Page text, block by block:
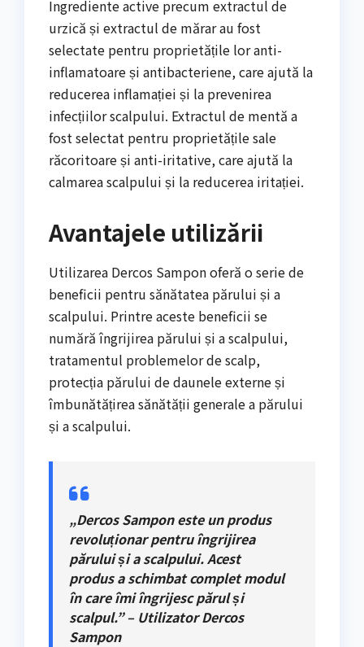
Ingrediente active precum extractul de
urzică și extractul de mărar au fost
selectate pentru proprietățile lor anti-
inflamatoare și antibacteriene, care ajută la
reducerea inflamației și la prevenirea
infecțiilor scalpului. Extractul de mentă a
fost selectat pentru proprietățile sale
răcoritoare și anti-iritative, care ajută la
calmarea scalpului și la reducerea iritației.
Avantajele utilizării
Utilizarea Dercos Sampon oferă o serie de
beneficii pentru sănătatea părului și a
scalpului. Printre aceste beneficii se
numără îngrijirea părului și a scalpului,
tratamentul problemelor de scalp,
protecția părului de daunele externe și
îmbunătățirea sănătății generale a părului
și a scalpului.
„Dercos Sampon este un produs
revoluționar pentru îngrijirea
părului și a scalpului. Acest
produs a schimbat complet modul
în care îmi îngrijesc părul și
scalpul.” – Utilizator Dercos
Sampon